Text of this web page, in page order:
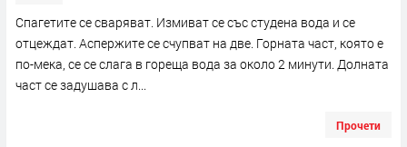
Спагетите се сваряват. Измиват се със студена вода и се
отцеждат. Аспержите се счупват на две. Горната част, която е
по-мека, се се слага в гореща вода за около 2 минути. Долната
част се задушава с л...
Прочети